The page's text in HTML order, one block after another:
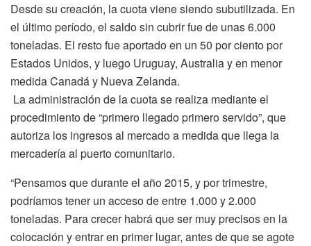
Desde su creación, la cuota viene siendo subutilizada. En
el último período, el saldo sin cubrir fue de unas 6.000
toneladas. El resto fue aportado en un 50 por ciento por
Estados Unidos, y luego Uruguay, Australia y en menor
medida Canadá y Nueva Zelanda.
La administración de la cuota se realiza mediante el
procedimiento de “primero llegado primero servido”, que
autoriza los ingresos al mercado a medida que llega la
mercadería al puerto comunitario.
“Pensamos que durante el año 2015, y por trimestre,
podríamos tener un acceso de entre 1.000 y 2.000
toneladas. Para crecer habrá que ser muy precisos en la
colocación y entrar en primer lugar, antes de que se agote